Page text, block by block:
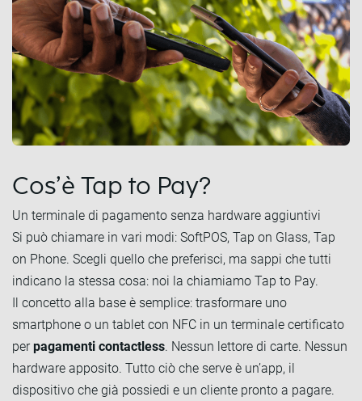
Cos’è Tap to Pay?
Un terminale di pagamento senza hardware aggiuntivi
Si può chiamare in vari modi: SoftPOS, Tap on Glass, Tap
on Phone. Scegli quello che preferisci, ma sappi che tutti
indicano la stessa cosa: noi la chiamiamo Tap to Pay.
Il concetto alla base è semplice: trasformare uno
smartphone o un tablet con NFC in un terminale certificato
perpagamenti contactless. Nessun lettore di carte. Nessun
hardware apposito. Tutto ciò che serve è un’app, il
dispositivo che già possiedi e un cliente pronto a pagare.